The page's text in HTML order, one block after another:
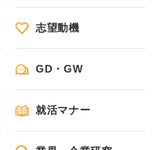
志望動機
GD・GW
就活マナー